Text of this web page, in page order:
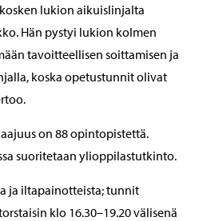
lukion aikuislinjalta
Hän pystyi lukion kolmen
tavoitteellisen soittamisen ja
koska opetustunnit olivat
on 88 opintopistettä.
suoritetaan ylioppilastutkinto.
ja iltapainotteista; tunnit
klo 16.30–19.20 välisenä